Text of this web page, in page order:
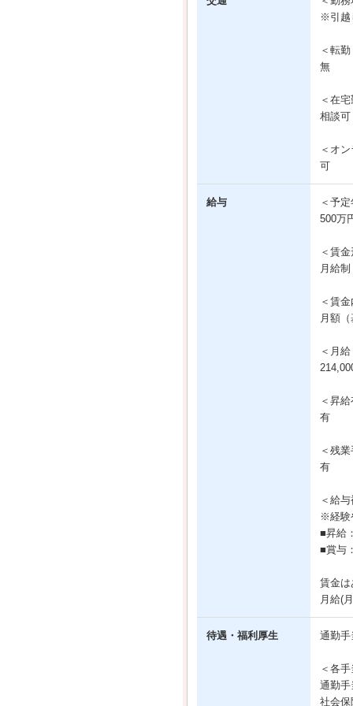
※引越
＜転
無
＜在
相談可
＜オ
可
給与
＜予
500万
＜賃
月給制
＜賃
月額
＜月
＜昇
有
＜残
有
＜給
※経験
■昇給
■賞与
賃金は
月給(
待遇・福利厚生 通勤手
＜各
通勤手
社会